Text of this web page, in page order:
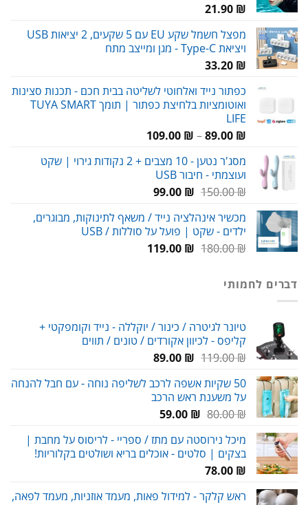
21.90 ₪
מפצל חשמל שקע EU עם 5 שקעים, 2 יציאות USB
ויציאת Type-C - מגן ומייצב מתח
33.20 ₪
כפתור נייד ואלחוטי לשליטה בבית חכם - תכנות סצינות
ואוטומציות בלחיצת כפתור | תומך TUYA SMART
LIFE
89.00 ₪
–
109.00 ₪
מסג'ר נטען - 10 מצבים + 2 נקודות גירוי | שקט
ועוצמתי - חיבור USB
150.00₪
המחיר
היה:
150.00 ₪.
99.00 ₪
המחיר
הוא:
99.00 ₪.
מכשיר אינהלציה נייד / משאף לתינוקות, מבוגרים,
ילדים - שקט | פועל על סוללות / USB
180.00₪
המחיר119.00 ₪
המחיר
דברים לחמותי
טיונר לגיטרה / כינור / יוקללה - נייד וקומפקטי +
קליפס - לכיוון אקורדים / טונים / תווים
119.00₪
המחיר
היה:
119.00 ₪.
89.00 ₪
המחיר
הוא:
89.00 ₪.
50 שקיות אשפה לרכב לשליפה נוחה - עם חבל להנחה
על משענת ראש הרכב
80.00₪
המחיר
היה:
80.00 ₪.
59.00 ₪
המחיר
הוא:
59.00 ₪.
מיכל נירוסטה עם מתז / ספריי - לריסוס על מחבת |
בצקים | סלטים - אוכלים בריא ושולטים בקלוריות!
78.00 ₪
ראש קלקר - למידול פאות, מעמד אוזניות, מעמד לפאה,